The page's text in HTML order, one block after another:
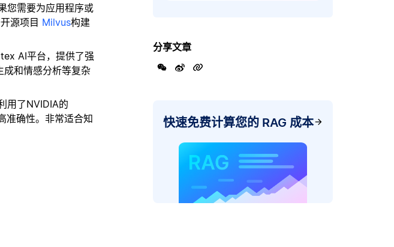
您需要为应用程序或
源项目 Milvus构建
AI平台，提供了强
成和情感分析等复杂
用了NVIDIA的
准确性。非常适合知
分享文章
快速免费计算您的 RAG 成本